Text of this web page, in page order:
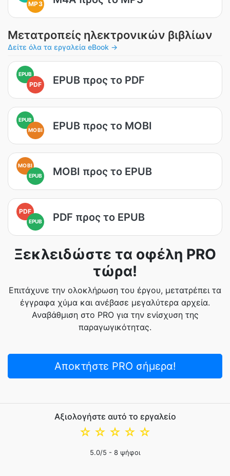
MP3
Μετατροπείς ηλεκτρονικών βιβλίων
Δείτε όλα τα εργαλεία eBook →
EPUB
PDF EPUB προς το PDF
EPUB
MOBI
EPUB προς το MOBI
MOBI
EPUB
MOBI προς το EPUB
PDF
EPUB PDF προς το EPUB
Ξεκλειδώστε τα οφέλη PRO
τώρα!
Επιτάχυνε την ολοκλήρωση του έργου, μετατρέπει τα
έγγραφα χύμα και ανέβασε μεγαλύτερα αρχεία.
Αναβάθμιση στο PRO για την ενίσχυση της
παραγωγικότητας.
Αποκτήστε PRO σήμερα!
Αξιολογήστε αυτό το εργαλείο
☆
☆
☆
☆
☆
5.0/5 - 8 ψήφοι